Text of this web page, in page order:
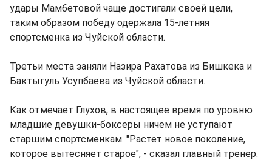
удары Мамбетовой чаще достигали своей цели,
таким образом победу одержала 15-летняя
спортсменка из Чуйской области.
Третьи места заняли Назира Рахатова из Бишкека и
Бактыгуль Усупбаева из Чуйской области.
Как отмечает Глухов, в настоящее время по уровню
младшие девушки-боксеры ничем не уступают
старшим спортсменкам. "Растет новое поколение,
которое вытесняет старое", - сказал главный тренер.